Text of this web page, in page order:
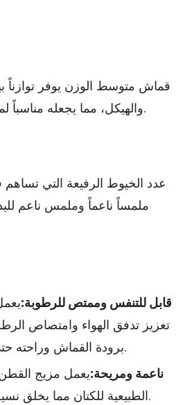
قماش متوسط الوزن يوفر توازناً
والهيكل، مما يجعله مناسباً لمختلف أنواع الملابس.
عدد الخيوط الرفيعة التي
ملمساً ناعماً وملمس ناعم
قابل للتنفس وممتص للرطوبة:
تعزيز تدفق الهواء وامتصاص
برودة القماش وراحته حتى في الأجواء الدافئة.
ناعمة ومريحة:يعمل مزيج
الطبيعية للكتان مما يخلق نسيجاً ناعماً على البشرة.